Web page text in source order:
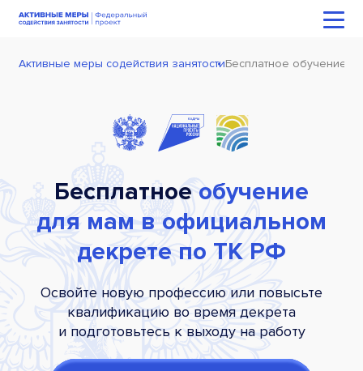
Активные меры содействия занятостиБесплатное обучение
Бесплатноеобучение
для мам в официальном
декрете по ТК РФ
Освойте новую профессию или повысьте
квалификацию во время декрета
и подготовьтесь к выходу на работу